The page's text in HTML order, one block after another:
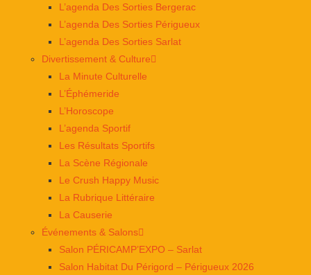
L’agenda Des Sorties Bergerac
L’agenda Des Sorties Périgueux
L’agenda Des Sorties Sarlat
Divertissement & Culture
La Minute Culturelle
L’Éphémeride
L’Horoscope
L’agenda Sportif
Les Résultats Sportifs
La Scène Régionale
Le Crush Happy Music
La Rubrique Littéraire
La Causerie
Événements & Salons
Salon PÉRICAMP’EXPO – Sarlat
Salon Habitat Du Périgord – Périgueux 2026